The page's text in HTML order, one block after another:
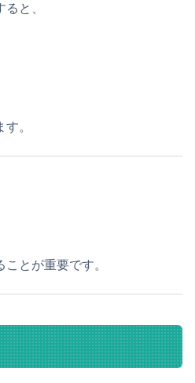
と、
。
とが重要です。